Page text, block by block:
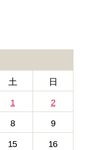
土 日
1 2
8 9
15 16